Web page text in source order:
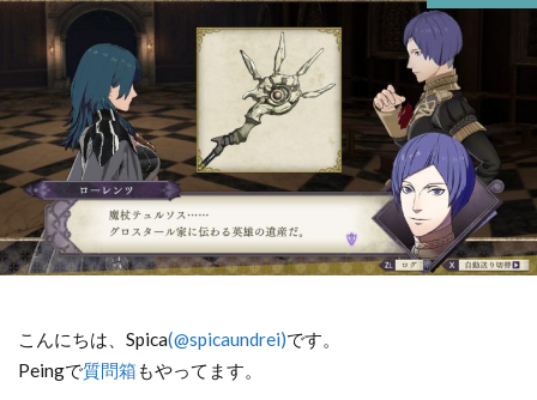
こんにちは、Spica(@spicaundrei)です。
Peingで質問箱もやってます。